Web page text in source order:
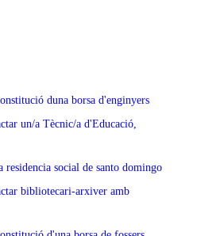
duna borsa d'enginyers
un/a Tècnic/a d'Educació,
social de santo domingo
bibliotecari-arxiver amb